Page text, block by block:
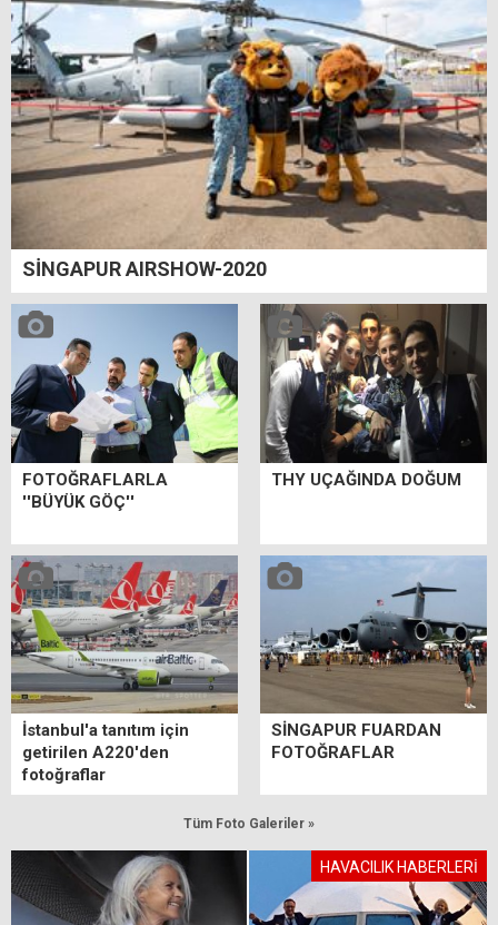
SİNGAPUR AIRSHOW-2020
FOTOĞRAFLARLA
''BÜYÜK GÖÇ''
THY UÇAĞINDA DOĞUM
İstanbul'a tanıtım için
getirilen A220'den
fotoğraflar
SİNGAPUR FUARDAN
FOTOĞRAFLAR
Tüm Foto Galeriler »
HAVACILIK HABERLERİ